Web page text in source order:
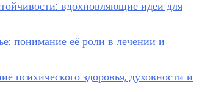
вдохновляющие идеи для
понимание её роли в лечении и
психического здоровья, духовности и